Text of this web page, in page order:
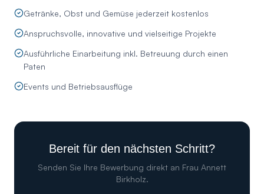
Getränke, Obst und Gemüse jederzeit kostenlos
Anspruchsvolle, innovative und vielseitige Projekte
Ausführliche Einarbeitung inkl. Betreuung durch einen
Paten
Events und Betriebsausflüge
Bereit für den nächsten Schritt?
Senden Sie Ihre Bewerbung direkt an Frau Annett
Birkholz.